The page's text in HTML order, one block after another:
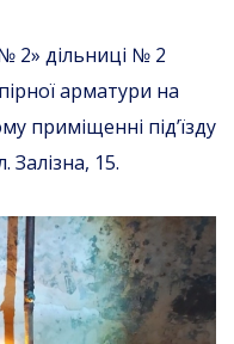
2» дільниці № 2
арматури на
приміщенні під’їзду
15.